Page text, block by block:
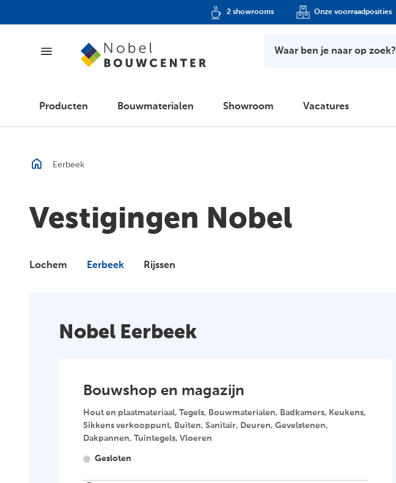
2 showrooms Onze voorraadposities
Waar ben je naar op zoek?
Producten Bouwmaterialen Showroom Vacatures
Producten
Vacatures
Eerbeek
Vestigingen Nobel
Lochem Eerbeek Rijssen
Nobel Eerbeek
Bouwshop en magazijn
Hout en plaatmateriaal, Tegels, Bouwmaterialen, Badkamers, Keukens,
Sikkens verkooppunt, Buiten, Sanitair, Deuren, Gevelstenen,
Dakpannen, Tuintegels, Vloeren
Gesloten